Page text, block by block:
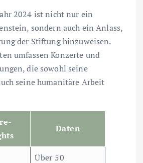
2024 ist nicht nur ein
sondern auch ein Anlass,
der Stiftung hinzuweisen.
umfassen Konzerte und
die sowohl seine
seine humanitäre Arbeit
Daten
Über 50